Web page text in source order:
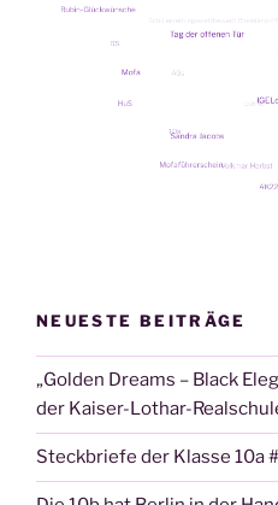
NEUESTE BEITRÄGE
„Golden Dreams – Black
der Kaiser-Lothar-
Steckbriefe der Klasse 10a